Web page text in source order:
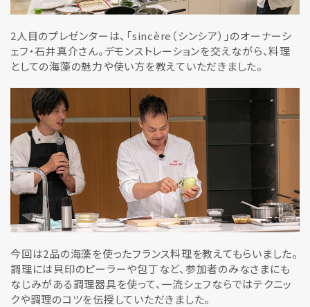
2人目のプレゼンターは、「sincère（シンシア）」のオーナーシ
ェフ・石井真介さん。デモンストレーションを交えながら、料理
としての海藻の魅力や使い方を教えていただきました。
今回は2品の海藻を使ったフランス料理を教えてもらいました。
調理には貝印のピーラーや包丁など、参加者のみなさまにも
なじみがある調理器具を使って、一流シェフならではテクニッ
クや調理のコツを伝授していただきました。